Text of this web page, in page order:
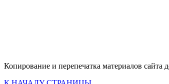
Копирование и перепечатка материалов